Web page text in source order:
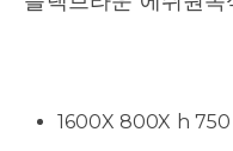
1600X 800X h 750